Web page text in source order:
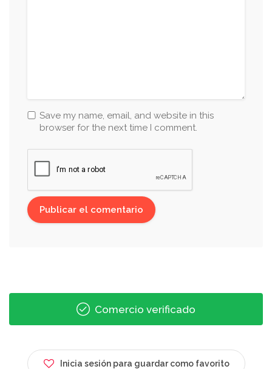
Save my name, email, and website in this
browser for the next time I comment.
Comercio verificado
Inicia sesión para guardar como favorito